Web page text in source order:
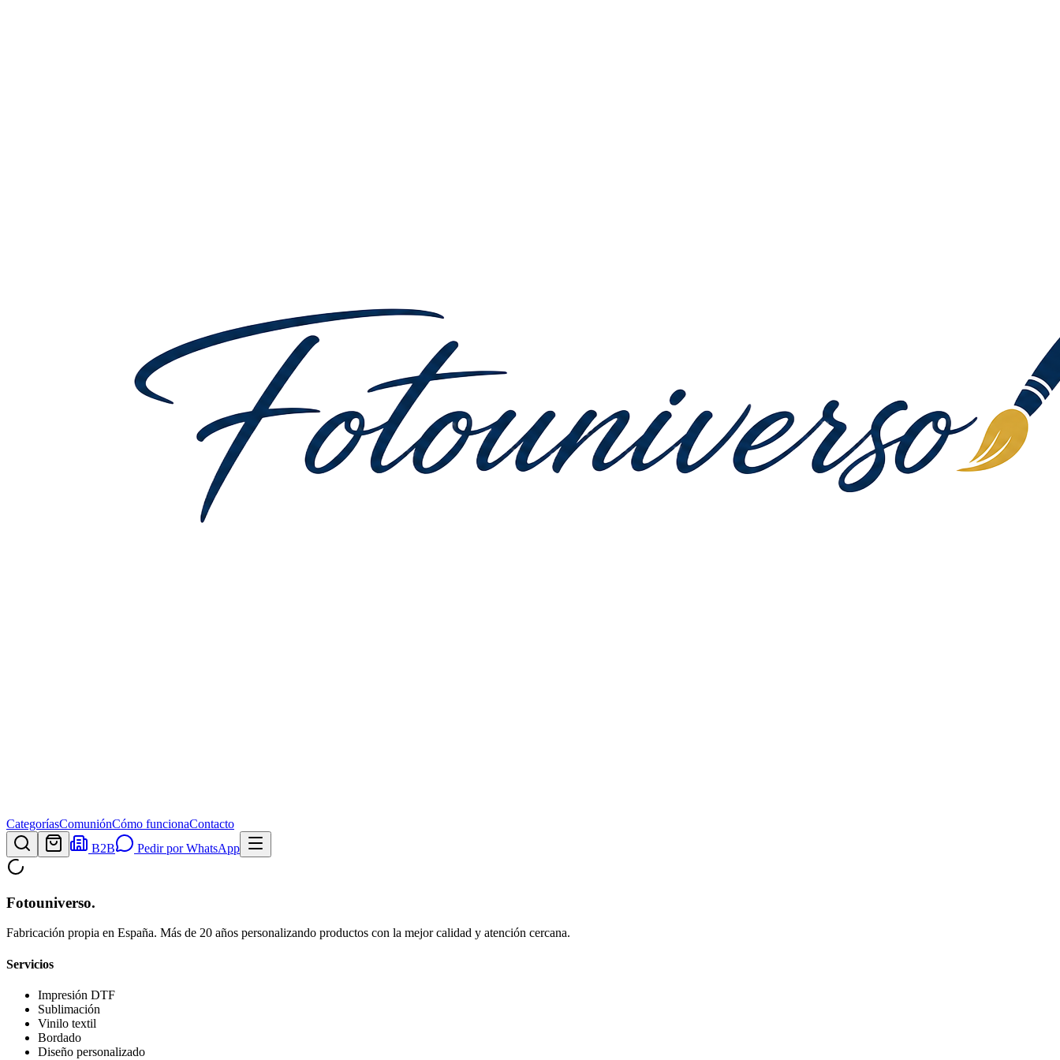
CategoríasComuniónCómo funcionaContacto
B2B
Pedir por WhatsApp
Fotouniverso.
Fabricación propia en España. Más de 20 años personalizando productos con la mejor calidad y atención cercana.
Servicios
Impresión DTF
Sublimación
Vinilo textil
Bordado
Diseño personalizado